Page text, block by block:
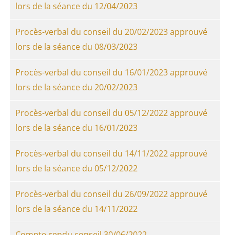
lors de la séance du 12/04/2023
Procès-verbal du conseil du 20/02/2023 approuvé
lors de la séance du 08/03/2023
Procès-verbal du conseil du 16/01/2023 approuvé
lors de la séance du 20/02/2023
Procès-verbal du conseil du 05/12/2022 approuvé
lors de la séance du 16/01/2023
Procès-verbal du conseil du 14/11/2022 approuvé
lors de la séance du 05/12/2022
Procès-verbal du conseil du 26/09/2022 approuvé
lors de la séance du 14/11/2022